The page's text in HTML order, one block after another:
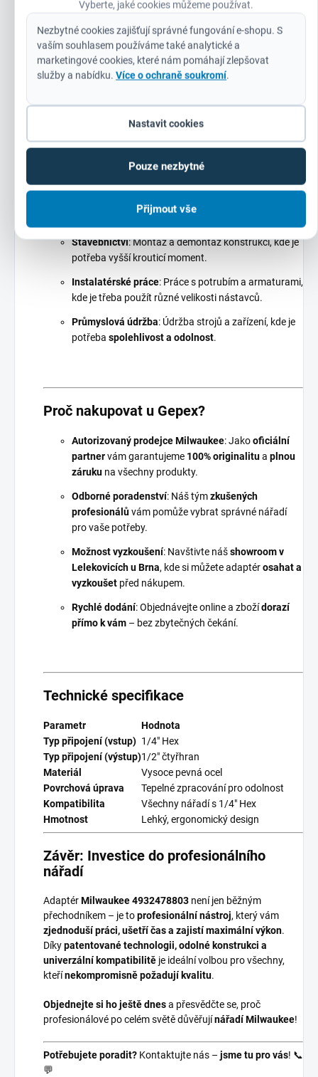
Vyberte, jaké cookies můžeme používat.
Nezbytné cookies zajišťují správné fungování e-shopu. S
vaším souhlasem používáme také analytické a
marketingové cookies, které nám pomáhají zlepšovat
služby a nabídku. Více o ochraně soukromí.
Nastavit cookies
Pouze nezbytné
Přijmout vše
Snadná výměna nástavců :Rychlé a bezpečné
přepínání
mezi různými nástavci bez nutnosti
použití dalších pomůcek.
Typické aplikace
v mnoha oblastech:
: Utahování a povolování šroubů a matic
při opravách vozidel.
Stavebnictví: Montáž a demontáž konstrukcí, kde je
potřeba vyšší krouticí moment.
Instalatérské práce: Práce s potrubím a armaturami,
kde je třeba použít různé velikosti nástavců.
Průmyslová údržba: Údržba strojů a zařízení, kde je
potřeba spolehlivost a odolnost.
Proč nakupovat u Gepex?
Autorizovaný prodejce Milwaukee: Jakooficiální
partnervám garantujeme 100% originalitua plnou
záruku na všechny produkty.
Odborné poradenství: Náš týmzkušených
profesionálůvám pomůže vybrat správné nářadí
pro vaše potřeby.
Možnost vyzkoušení: Navštivte nášshowroom v
Lelekovicích u Brna, kde si můžete adaptérosahat a
vyzkoušet před nákupem.
Rychlé dodání: Objednávejte online a zbožídorazí
přímo k vám – bez zbytečných čekání.
Technické specifikace
Parametr
Hodnota
Typ připojení (vstup) 1/4" Hex
Typ připojení (výstup)1/2" čtyřhran
Materiál
Vysoce pevná ocel
Povrchová úprava
Tepelné zpracování pro odolnost
Kompatibilita
Všechny nářadí s 1/4" Hex
Hmotnost
Lehký, ergonomický design
Závěr: Investice do profesionálního
nářadí
AdaptérMilwaukee 4932478803 není jen běžným
přechodníkem – je toprofesionální nástroj, který vám
zjednoduší práci, ušetří čas a zajistí maximální výkon.
Díkypatentované technologii, odolné konstrukci a
univerzální kompatibilitě je ideální volbou pro všechny,
kteřínekompromisně požadují kvalitu.
Objednejte si ho ještě dnesa přesvědčte se, proč
profesionálové po celém světě důvěřujínářadí Milwaukee!
Potřebujete poradit? Kontaktujte nás – jsme tu pro vás! 📞
💬